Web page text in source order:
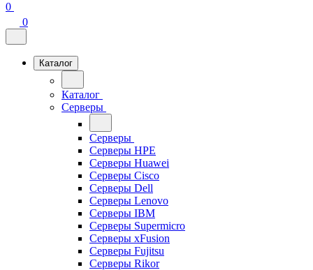
0
0
Каталог
Каталог
Серверы
Серверы
Серверы HPE
Серверы Huawei
Серверы Cisco
Серверы Dell
Серверы Lenovo
Серверы IBM
Серверы Supermicro
Серверы xFusion
Серверы Fujitsu
Серверы Rikor